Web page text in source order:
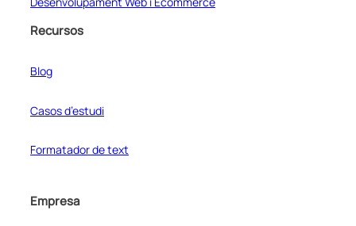
Recursos
Blog
Casos d’estudi
Formatador de text
Empresa